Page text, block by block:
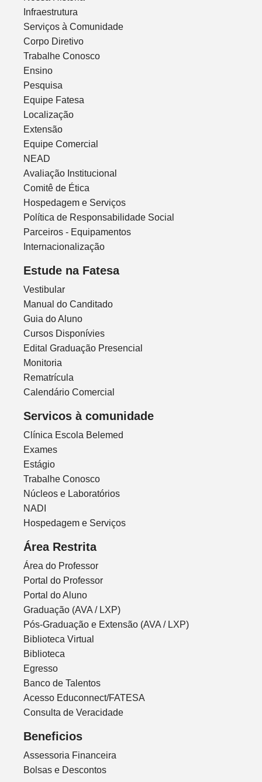
Infraestrutura
Serviços à Comunidade
Corpo Diretivo
Trabalhe Conosco
Ensino
Pesquisa
Equipe Fatesa
Localização
Extensão
Equipe Comercial
NEAD
Avaliação Institucional
Comitê de Ética
Hospedagem e Serviços
Política de Responsabilidade Social
Parceiros - Equipamentos
Internacionalização
Estude na Fatesa
Vestibular
Manual do Canditado
Guia do Aluno
Cursos Disponívies
Edital Graduação Presencial
Monitoria
Rematrícula
Calendário Comercial
Servicos à comunidade
Clínica Escola Belemed
Exames
Estágio
Trabalhe Conosco
Núcleos e Laboratórios
NADI
Hospedagem e Serviços
Área Restrita
Área do Professor
Portal do Professor
Portal do Aluno
Graduação (AVA / LXP)
Pós-Graduação e Extensão (AVA / LXP)
Biblioteca Virtual
Biblioteca
Egresso
Banco de Talentos
Acesso Educonnect/FATESA
Consulta de Veracidade
Beneficios
Assessoria Financeira
Bolsas e Descontos